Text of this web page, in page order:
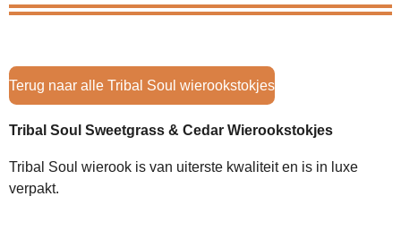
Terug naar alle Tribal Soul wierookstokjes
Tribal Soul Sweetgrass & Cedar Wierookstokjes
Tribal Soul wierook is van uiterste kwaliteit en is in luxe
verpakt.